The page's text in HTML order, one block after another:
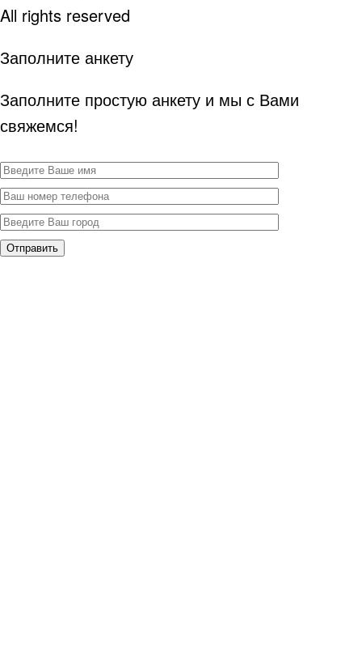
по
записям
All rights reserved
Заполните анкету
Заполните простую анкету и мы с Вами
свяжемся!